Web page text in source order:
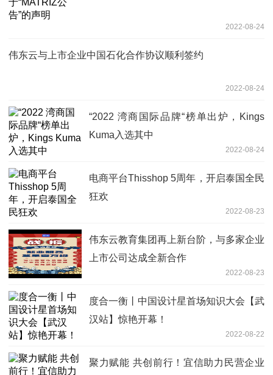
2022-08-24
伟东云与上市企业中国石化合作协议顺利签约
2022-08-24
“2022 湾商国际品牌“榜单出炉，Kings
Kuma入选其中
2022-08-24
电商平台Thisshop 5周年，开启泰国全民
狂欢
2022-08-23
伟东云教育集团再上新台阶，与多家企业
上市公司达成全新合作
2022-08-23
度合一衡丨中国设计星首场知识大会【武
汉站】惊艳开幕！
2022-08-22
聚力赋能 共创前行！宜信助力民营企业